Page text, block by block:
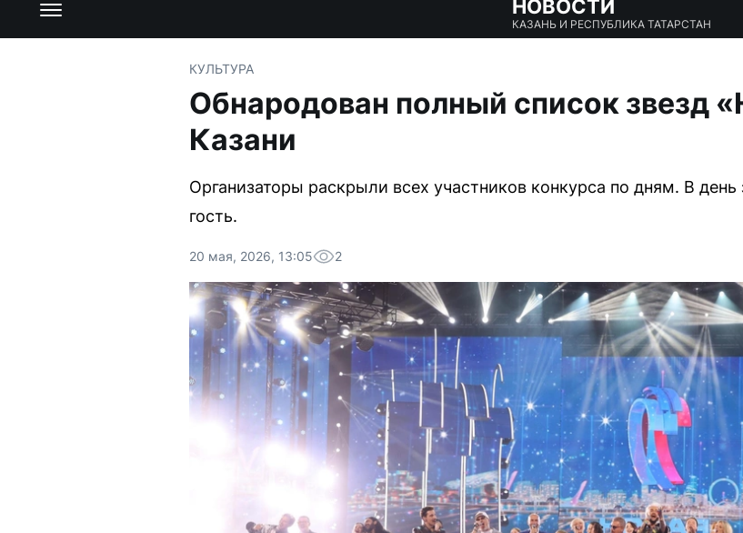
НОВОСТИ
КАЗАНЬ И РЕСПУБЛИКА ТАТАРСТАН
КУЛЬТУРА
Обнародован полный список звезд
Казани
Организаторы раскрыли всех участников конкурса по дням. В
гость.
20 мая, 2026, 13:05 2